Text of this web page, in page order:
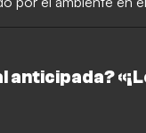
anticipada?